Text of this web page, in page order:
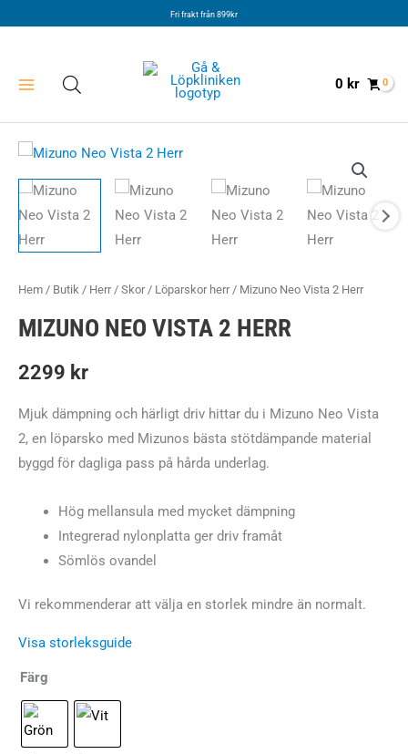
Fri frakt från 899kr
0 kr
Hem / Butik / Herr/ Skor/ Löparskor herr/ Mizuno Neo Vista 2 Herr
MIZUNO NEO VISTA 2 HERR
2299 kr
Mjuk dämpning och härligt driv hittar du i Mizuno Neo Vista
2, en löparsko med Mizunos bästa stötdämpande material
byggd för dagliga pass på hårda underlag.
Hög mellansula med mycket dämpning
Integrerad nylonplatta ger driv framåt
Sömlös ovandel
Vi rekommenderar att välja en storlek mindre än normalt.
Visa storleksguide
Färg